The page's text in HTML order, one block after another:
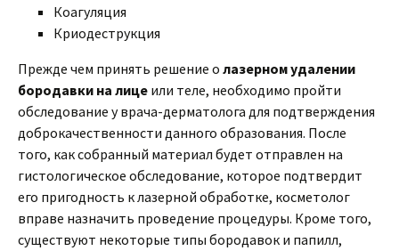
Коагуляция
Криодеструкция
Прежде чем принять решение о лазерном удалении
бородавки на лице или теле, необходимо пройти
обследование у врача-дерматолога для подтверждения
доброкачественности данного образования. После
того, как собранный материал будет отправлен на
гистологическое обследование, которое подтвердит
его пригодность к лазерной обработке, косметолог
вправе назначить проведение процедуры. Кроме того,
существуют некоторые типы бородавок и папилл,